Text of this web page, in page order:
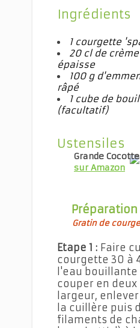
Ingrédients
1 courgette
20 cl de
épaisse
100 g
râpé
1 cube de
(facultatif)
Ustensiles
Grande
sur Amazon
Préparation
Gratin de
Etape 1 : Faire
courgette 30 à
l'eau bouillante
couper en deux
largeur,
la cuillère puis
filaments de